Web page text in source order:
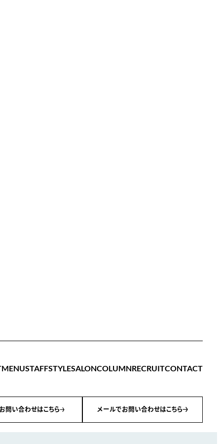
MENUSTAFFSTYLESALONCOLUMNRECRUITCONTACT
問い合わせはこちら メールでお問い合わせはこちら